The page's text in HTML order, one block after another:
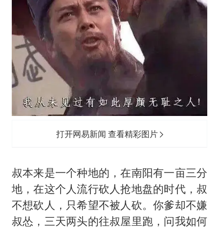
打开网易新闻 查看精彩图片
叔本来是一个种地的，在南阳有一亩三分
地，在这个人流行砍人抢地盘的时代，叔
不想砍人，只希望不被人砍。你爹却不嫌
叔怂，三天两头的往叔屋里跑，问我如何